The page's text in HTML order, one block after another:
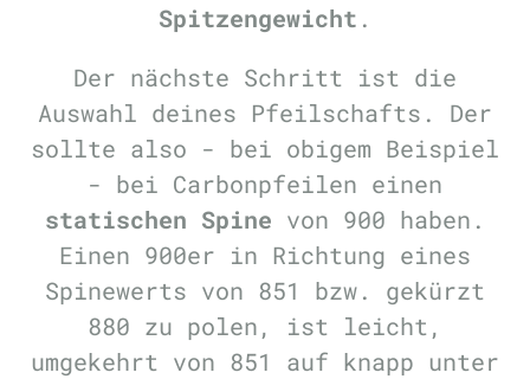
Spitzengewicht .
Der nächste Schritt ist die
Auswahl deines Pfeilschafts. Der
sollte also - bei obigem Beispiel
- bei Carbonpfeilen einen
statischen Spine von 900 haben.
Einen 900er in Richtung eines
Spinewerts von 851 bzw. gekürzt
880 zu polen, ist leicht,
umgekehrt von 851 auf knapp unter